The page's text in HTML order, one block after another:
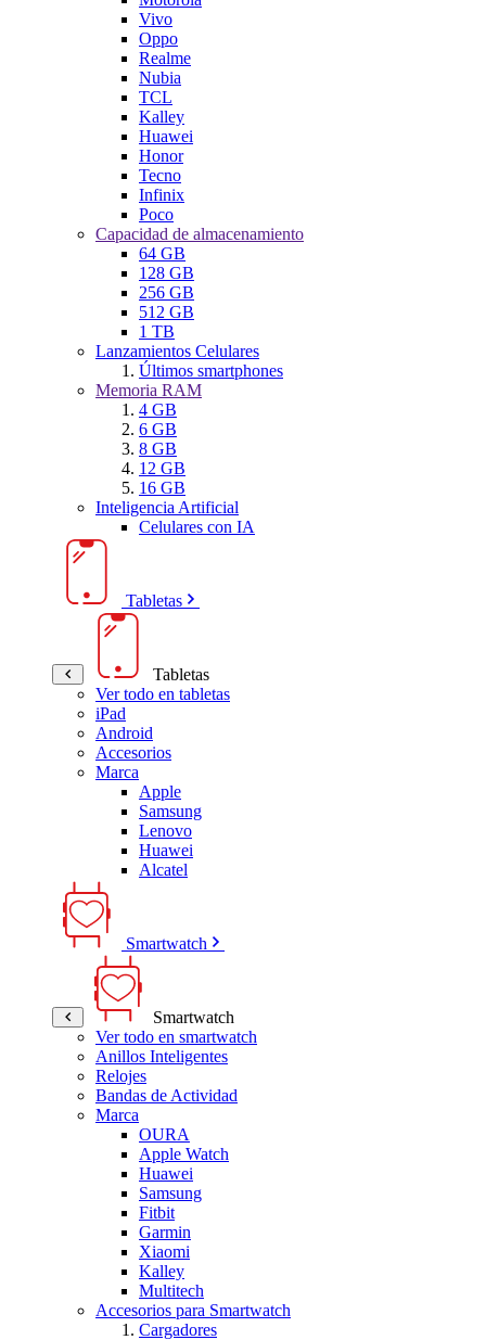
Vivo
Oppo
Realme
Nubia
TCL
Kalley
Huawei
Honor
Tecno
Infinix
Poco
Capacidad de almacenamiento
64 GB
128 GB
256 GB
512 GB
1 TB
Lanzamientos Celulares
Últimos smartphones
Memoria RAM
4 GB
6 GB
8 GB
12 GB
16 GB
Inteligencia Artificial
Celulares con IA
Tabletas
Tabletas
Ver todo en tabletas
iPad
Android
Accesorios
Marca
Apple
Samsung
Lenovo
Huawei
Alcatel
Smartwatch
Smartwatch
Ver todo en smartwatch
Anillos Inteligentes
Relojes
Bandas de Actividad
Marca
OURA
Apple Watch
Huawei
Samsung
Fitbit
Garmin
Xiaomi
Kalley
Multitech
Accesorios para Smartwatch
Cargadores